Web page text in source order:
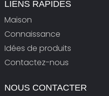
LIENS RAPIDES
Maison
Connaissance
Idées de produits
Contactez-nous
NOUS CONTACTER